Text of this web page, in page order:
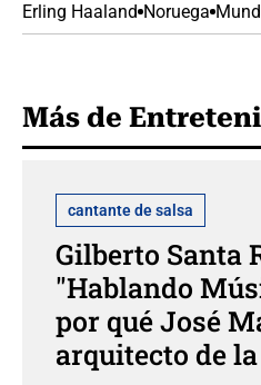
Erling Haaland Noruega
Más de
cantante de salsa
Gilberto Santa
"Hablando
por qué José
arquitecto de